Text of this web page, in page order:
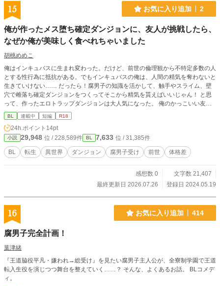
の先にあるのは、蜜梨が知らない、切れない絆だった。
15 お気に入り追加 2
俺が作ったメス堕ち確定ダンジョンに、友人が挑戦したら、
なぜか俺が美味しく食べれちゃいました
胡桃めめこ
俺はインキュバスに生まれ変わった。だけど、前世の倫理観から不特定多数の人
とする性行為に抵抗がある。でもインキュバスの俺は、人間の精気を奪わないと
生きていけない…… だったら！腐男子の知識を活かして、触手やスライム、壁
穴で雌落ち確定ダンジョンをつくってそこから精気を貰えばいいじゃん！ と思
って、作ったエロトラップダンジョンは大人気になった。 俺のかっこいい友達
のテオが、俺のダンジョンを攻略すると言った。こんな男前イケメンのメス堕ち
姿、みたいに決まってるじゃないか！！当日が楽しみだぜ！ひゃっほーい！！
テオのメス堕ち姿が見れると思ったのに、なんで一撃で俺の可愛い触手ちゃん達
が、ぶった斬られてるの？！ え、ちょ、攻略早いってもう最深部来そうじゃ
ん！これ、ダンジョンボスの俺、殺される感じですか？？ やばい、逃げない
と…あれ、なんで俺は、テオに拘束されてるんだ？？ 受けに片思いしている高
BL 連載中 短編 R18
24h.ポイント 14pt
小説 29,948 位 / 228,589件 BL 7,633 位 / 31,385件
BL 転生 異世界 ダンジョン 腐男子受け 前世 体格差
感想数 0
文字数 21,407
最終更新日 2026.07.26
登録日 2024.05.19
16 お気に入り追加 414
腐男子完全計画！
葉津緒
『王道脇役平凡・嫌われ→総受け』を見たい腐男子主人公が、全寮制学園で王道
転入生役を演じつつ舞台を整えていく……？ そんな、よくあるお話。 BLコメデ
ィ。